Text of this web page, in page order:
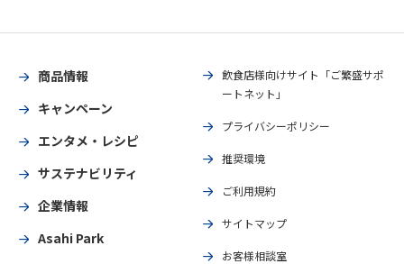
商品情報
キャンペーン
エンタメ・レシピ
サステナビリティ
企業情報
Asahi Park
飲食店様向けサイト「ご繁盛サポ
ートネット」
プライバシーポリシー
推奨環境
ご利用規約
サイトマップ
お客様相談室